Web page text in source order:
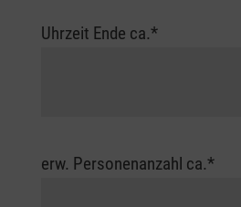
Uhrzeit Ende ca.*
erw. Personenanzahl ca.*